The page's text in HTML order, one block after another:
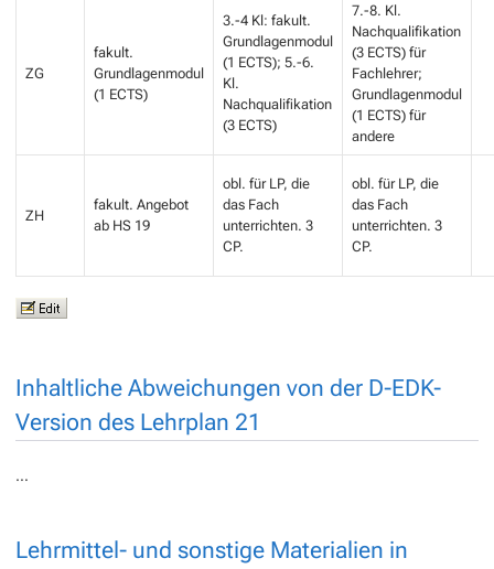
ZG
fakult.
Grundlagenmodul
(1 ECTS)
3.-4 Kl: fakult.
Grundlagenmodul
(1 ECTS); 5.-6.
Kl.
Nachqualifikation
(3 ECTS)
7.-8. Kl.
Nachqualifikation
(3 ECTS) für
Fachlehrer;
Grundlagenmodul
(1 ECTS) für
andere
ZH
fakult. Angebot
ab HS 19
obl. für LP, die
das Fach
unterrichten. 3
CP.
obl. für LP, die
das Fach
unterrichten. 3
CP.
Inhaltliche Abweichungen von der D-EDK-
Version des Lehrplan 21
…
Lehrmittel- und sonstige Materialien in